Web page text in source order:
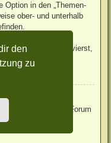
den
zu
Option in den „Themen-
ober- und unterhalb
wurde“ aktivierst,
Forum den Link „Forum
Seite befindet.